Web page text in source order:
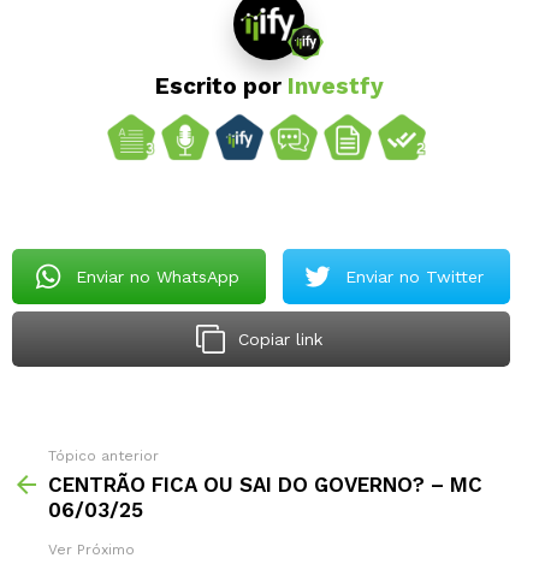
Escrito por Investfy
Enviar no WhatsApp Enviar no Twitter
Copiar link
Tópico anterior
CENTRÃO FICA OU SAI DO GOVERNO? – MC
06/03/25
Ver Próximo